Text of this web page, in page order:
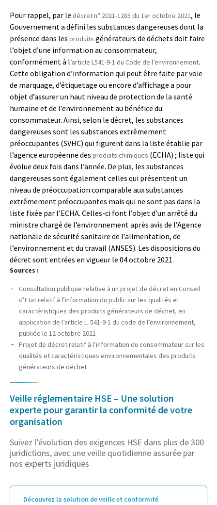
Pour rappel, par le décret n° 2021-1285 du 1er octobre 2021, le
Gouvernement a défini les substances dangereuses dont la
présence dans les produits générateurs de déchets doit faire
l’objet d’une information au consommateur,
conformément à l’article L541-9-1 du Code de l’environnement.
Cette obligation d’information qui peut être faite par voie
de marquage, d’étiquetage ou encore d’affichage a pour
objet d’assurer un haut niveau de protection de la santé
humaine et de l’environnement au bénéfice du
consommateur. Ainsi, selon le décret, les substances
dangereuses sont les substances extrêmement
préoccupantes (SVHC) qui figurent dans la liste établie par
l’agence européenne des produits chimiques (ECHA) ; liste qui
évolue deux fois dans l’année. De plus, les substances
dangereuses sont également celles qui présentent un
niveau de préoccupation comparable aux substances
extrêmement préoccupantes mais qui ne sont pas dans la
liste fixée par l’ECHA. Celles-ci font l’objet d’un arrêté du
ministre chargé de l’environnement après avis de l’Agence
nationale de sécurité sanitaire de l’alimentation, de
l’environnement et du travail (ANSES). Les dispositions du
décret sont entrées en vigueur le 04 octobre 2021.
Sources :
Consultation publique relative à un projet de décret en Conseil
d’Etat relatif à l’information du public sur les qualités et
caractéristiques des produits générateurs de déchet, en
application de l’article L. 541-9-1 du code de l’environnement,
publiée le 12 octobre 2021
Projet de décret relatif à l’information du consommateur sur les
qualités et caractéristiques environnementales des produits
générateurs de déchet
Veille réglementaire HSE – Une solution
experte pour garantir la conformité de votre
organisation
Suivez l’évolution des exigences HSE dans plus de 300
juridictions, avec une veille quotidienne assurée par
nos experts juridiques
Découvrez la solution de veille et conformité